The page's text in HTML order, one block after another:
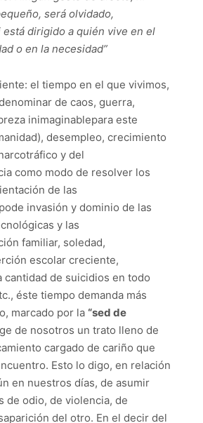
será olvidado,
dirigido a quién vive en el
o en la necesidad”
el tiempo en el que vivimos,
de caos, guerra,
inimaginablepara este
desempleo, crecimiento
y del
como modo de resolver los
de las
invasión y dominio de las
y las
familiar, soledad,
escolar creciente,
cantidad de suicidios en todo
éste tiempo demanda más
marcado por la “sed de
de nosotros un trato lleno de
cargado de cariño que
Esto lo digo, en relación
en nuestros días, de asumir
de odio, de violencia, de
del otro. En el decir del